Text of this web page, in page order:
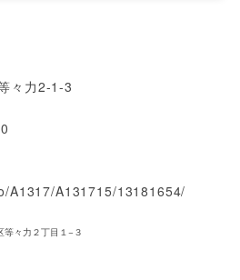
々力2-1-3
A1317/A131715/13181654/
々力２丁目１−３